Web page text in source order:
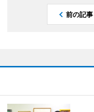
前の記事